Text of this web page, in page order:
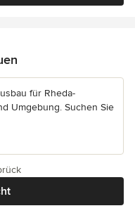
für Rheda-
Umgebung. Suchen Sie